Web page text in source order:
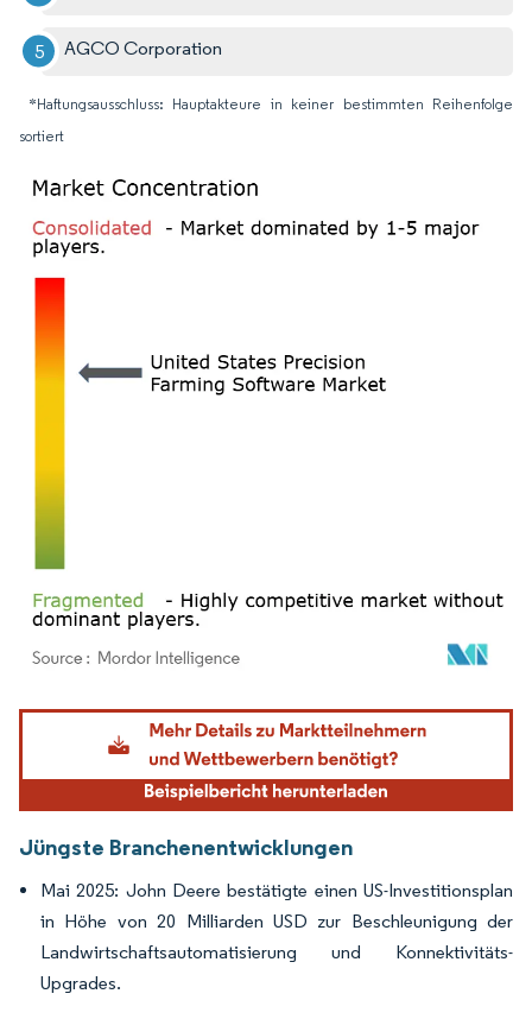
AGCO Corporation
*Haftungsausschluss: Hauptakteure in keiner bestimmten Reihenfolge
sortiert
Bild © Mordor Intelligence. Wiederverwendung erfordert Namensnennung gemäß
Jüngste Branchenentwicklungen
Mai 2025: John Deere bestätigte einen US-Investitionsplan
in Höhe von 20 Milliarden USD zur Beschleunigung der
Landwirtschaftsautomatisierung und Konnektivitäts-
Upgrades.